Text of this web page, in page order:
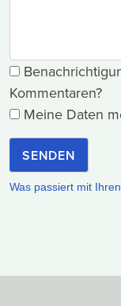
Kommentaren?
Meine Daten
SENDEN
Was passiert mit